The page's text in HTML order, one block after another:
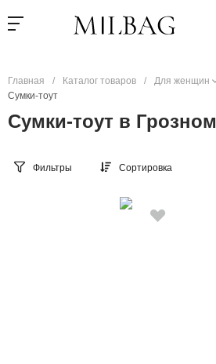
Главная / Каталог товаров / Для женщин
Сумки-тоут
Сумки-тоут в Грозном
Фильтры Сортировка